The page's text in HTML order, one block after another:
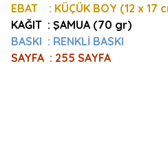
EBAT : KÜÇÜK BOY (12 x 17
KAĞIT : ŞAMUA (70 gr)
BASKI : RENKLİ BASKI
SAYFA : 255 SAYFA